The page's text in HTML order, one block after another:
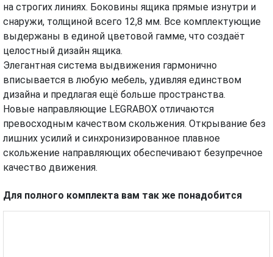
на строгих линиях. Боковины ящика прямые изнутри и
снаружи, толщиной всего 12,8 мм. Все комплектующие
выдержаны в единой цветовой гамме, что создаёт
целостный дизайн ящика.
Элегантная система выдвижения гармонично
вписывается в любую мебель, удивляя единством
дизайна и предлагая ещё больше пространства.
Новые направляющие LEGRABOX отличаются
превосходным качеством скольжения. Открывание без
лишних усилий и синхронизированное плавное
скольжение направляющих обеспечивают безупречное
качество движения.
Для полного комплекта вам так же понадобится